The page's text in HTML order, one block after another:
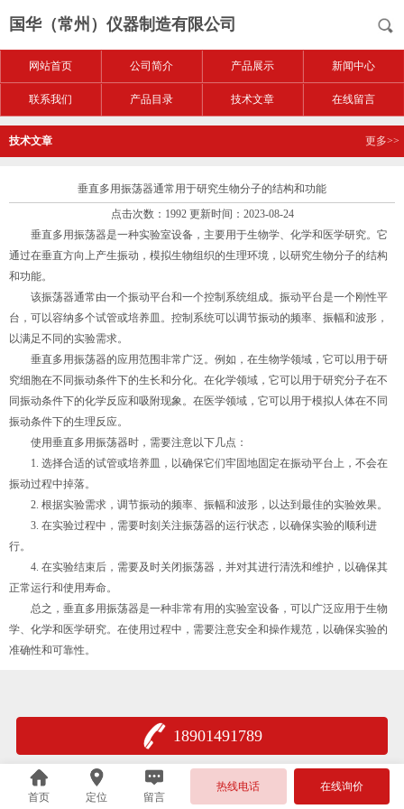
国华（常州）仪器制造有限公司
网站首页 公司简介 产品展示 新闻中心
联系我们 产品目录 技术文章 在线留言
技术文章 更多>>
垂直多用振荡器通常用于研究生物分子的结构和功能
点击次数：1992 更新时间：2023-08-24
垂直多用振荡器是一种实验室设备，主要用于生物学、化学和医学研究。它
通过在垂直方向上产生振动，模拟生物组织的生理环境，以研究生物分子的结构
和功能。
该振荡器通常由一个振动平台和一个控制系统组成。振动平台是一个刚性平
台，可以容纳多个试管或培养皿。控制系统可以调节振动的频率、振幅和波形，
以满足不同的实验需求。
垂直多用振荡器的应用范围非常广泛。例如，在生物学领域，它可以用于研
究细胞在不同振动条件下的生长和分化。在化学领域，它可以用于研究分子在不
同振动条件下的化学反应和吸附现象。在医学领域，它可以用于模拟人体在不同
振动条件下的生理反应。
使用垂直多用振荡器时，需要注意以下几点：
1. 选择合适的试管或培养皿，以确保它们牢固地固定在振动平台上，不会在
振动过程中掉落。
2. 根据实验需求，调节振动的频率、振幅和波形，以达到最佳的实验效果。
3. 在实验过程中，需要时刻关注振荡器的运行状态，以确保实验的顺利进
行。
4. 在实验结束后，需要及时关闭振荡器，并对其进行清洗和维护，以确保其
正常运行和使用寿命。
总之，垂直多用振荡器是一种非常有用的实验室设备，可以广泛应用于生物
学、化学和医学研究。在使用过程中，需要注意安全和操作规范，以确保实验的
准确性和可靠性。
18901491789
首页 定位 留言
热线电话 在线询价